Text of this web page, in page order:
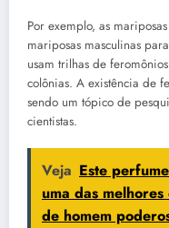
Por exemplo, as
mariposas masculinas
usam trilhas de
colônias. A existência de
sendo um tópico de
cientistas.
Veja Este
uma das
de homem